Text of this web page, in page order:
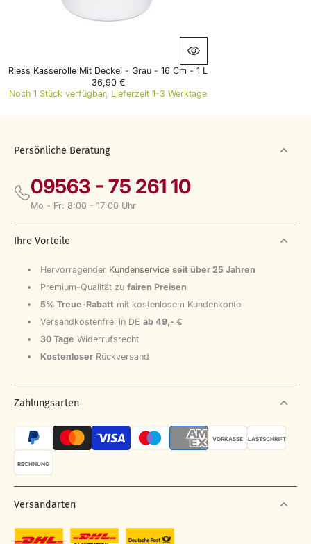
Riess Kasserolle Mit Deckel - Grau - 16 Cm - 1 L
R
E
A
C
9
€
36,90 €
Noch 1 Stück verfügbar, Lieferzeit 1-3 Werktage
Persönliche Beratung
09563 - 75 261 10
Mo - Fr: 8:00 - 17:00 Uhr
Ihre Vorteile
Hervorragender Kundenservice seit über 25 Jahren
Premium-Qualität zu fairen Preisen
5% Treue-Rabattmit kostenlosem Kundenkonto
Versandkostenfrei in DE ab 49,- €
30 Tage Widerrufsrecht
KostenloserRückversand
Zahlungsarten
VORKASSE LASTSCHRIFT
RECHNUNG
Versandarten